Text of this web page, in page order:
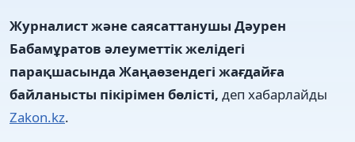
Журналист және саясаттанушы Дәурен
Бабамұратов әлеуметтік желідегі
парақшасында Жаңаөзендегі жағдайға
байланысты пікірімен бөлісті, деп хабарлайды
Zakon.kz.